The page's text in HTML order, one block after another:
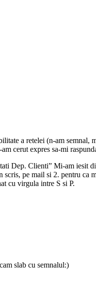
a retelei (n-am semnal,
cerut expres sa-mi
Dep. Clienti” Mi-am iesit
pe mail si 2. pentru ca
cu virgula intre S si P.
slab cu semnalul:)